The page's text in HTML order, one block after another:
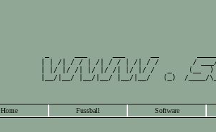
| | /| / / | /| / / | /| / /        /
| |/ |/ /| |/ |/ /| |/ |/ /   _    (__
|__/|__/ |__/|__/ |__/|__/   (_)  /
Home Fussball Software